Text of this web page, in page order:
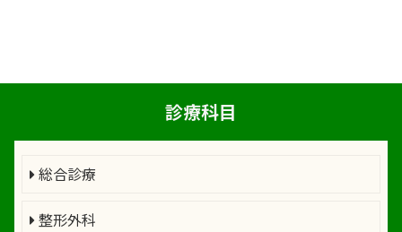
診療科目
総合診療
整形外科